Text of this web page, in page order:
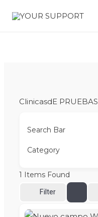
ClinicasdE PRUEBAS
Search Bar
Category
1 Items Found
Filter